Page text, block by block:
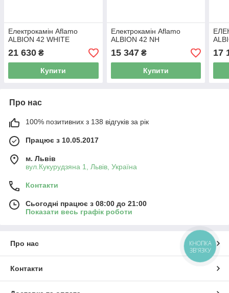
Електрокамін Aflamo
ALBION 42 WHITE
21 630 ₴
Купити
Електрокамін Aflamo
ALBION 42 NH
15 347₴
Купити
17
Про нас
100% позитивних з 138 відгуків за рік
Працює з 10.05.2017
м. Львів
вул.Кукурудзяна 1, Львів, Україна
Контакти
Сьогодні працює з 08:00 до 21:00
Показати весь графік роботи
Про нас
Контакти
КНОПКА
ЗВ'ЯЗКУ